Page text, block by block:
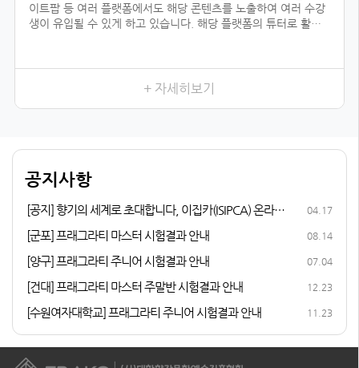
이트팝 등 여러 플랫폼에서도 해당 콘텐츠를 노출하여 여러 수강
생이 유입될 수 있게 하고 있습니다. 해당 플랫폼의 튜터로 활동
향수를 취미로 즐기다가 조향 자격증 과정을 듣게 된 이유는, 내
가 좋아하는 일을 더 전문적으로 배워 보고 싶어서였습니다. 여러
어코드를 발견하는 3급, 내가 생각하는 이미지의 향을 더 잘 표현
큘럼이 마음에 들었고, 자격증 취득 후 취업 및 창업 연계 등의 든
든한 지원이 있어 자격증 과정에 참여하게 되었습니다.
+ 자세히보기
공지사항
[공지] 향기의 세계로 초대합니다, 이집카(ISIPCA) 온라인
04.17
[군포] 프래그라티 마스터 시험결과 안내 08.14
[양구] 프래그라티 주니어 시험결과 안내 07.04
[건대] 프래그라티 마스터 주말반 시험결과 안내 12.23
[수원여자대학교] 프래그라티 주니어 시험결과 안내 11.23